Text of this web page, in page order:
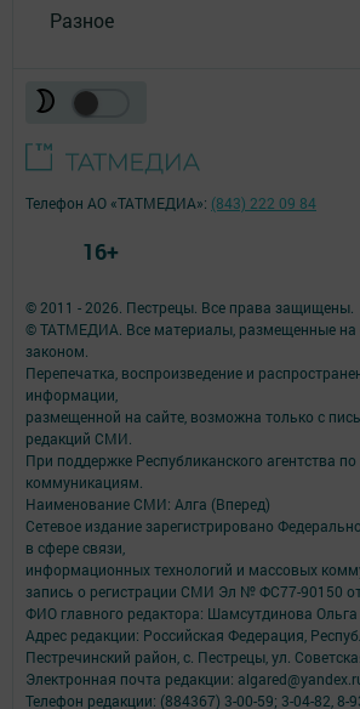
Разное
© 2011 - 2026. Пестрецы. Все права защищены.
© ТАТМЕДИА. Все материалы, размещенные на
законом.
Перепечатка, воспроизведение и
информации,
размещенной на сайте, возможна только с
редакций СМИ.
При поддержке Республиканского агентства
коммуникациям.
Наименование СМИ: Алга (Вперед)
Сетевое издание зарегистрировано
в сфере связи,
информационных технологий и массовых
запись о регистрации СМИ Эл № ФС77-90150 от
ФИО главного редактора: Шамсутдинова
Адрес редакции: Российская Федерация,
Пестречинский район, с. Пестрецы, ул.
Электронная почта редакции:
Телефон редакции: (884367) 3-00-59; 3-04-82, 8-
Телефон АО «ТАТМЕДИА»: (843) 222 09 84
16+